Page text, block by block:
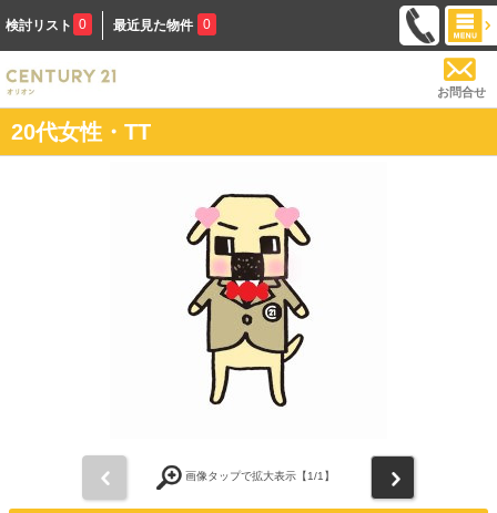
検討リスト 0 最近見た物件 0
お問合せ
20代女性・TT
画像タップで拡大表示【1/1】